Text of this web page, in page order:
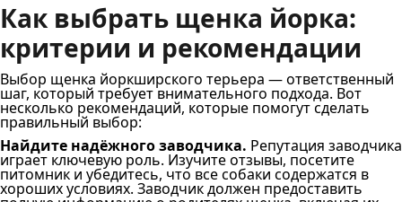
Как выбрать щенка йорка:
критерии и рекомендации
Выбор щенка йоркширского терьера — ответственный
шаг, который требует внимательного подхода. Вот
несколько рекомендаций, которые помогут сделать
правильный выбор:
Найдите надёжного заводчика. Репутация заводчика
играет ключевую роль. Изучите отзывы, посетите
питомник и убедитесь, что все собаки содержатся в
хороших условиях. Заводчик должен предоставить